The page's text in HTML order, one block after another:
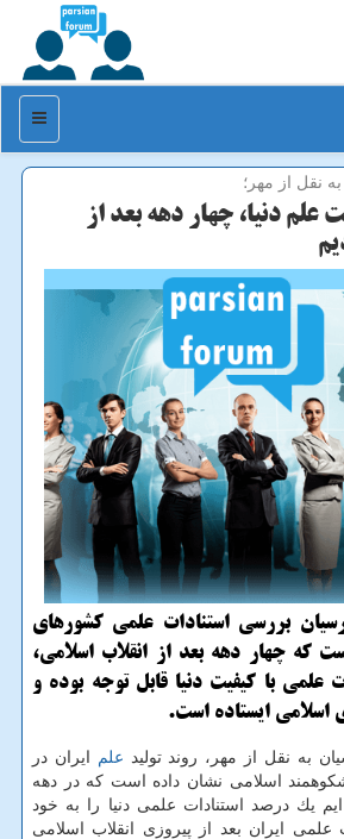
منو
نقل از مهر؛
علم دنیا، چهار دهه بعد از
بررسی استنادات علمی كشورهای
كه چهار دهه بعد از انقلاب اسلامی،
علمی با كیفیت دنیا قابل توجه بوده و
اسلامی ایستاده است.
به نقل از مهر، روند تولید علم ایران در
اسلامی نشان داده است كه در دهه
ایم یك درصد استنادات علمی دنیا را به خود
علمی ایران بعد از پیروزی انقلاب اسلامی